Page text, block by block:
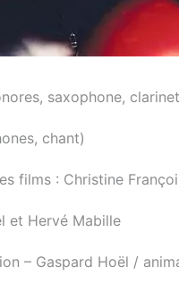
saxophone,
chant)
films : Christine
et Hervé Mabille
– Gaspard Hoël /